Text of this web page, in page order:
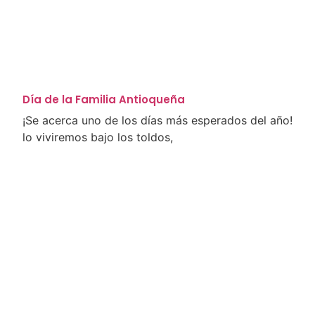
Día de la Familia Antioqueña
¡Se acerca uno de los días más esperados del año!
lo viviremos bajo los toldos,